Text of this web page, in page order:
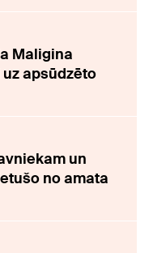
Maligina
apsūdzēto
un
no amata